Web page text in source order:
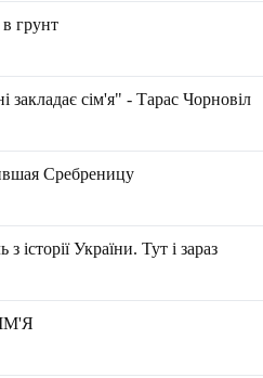
грунт
закладає сім'я" - Тарас Чорновіл
Сребреницу
історії України. Тут і зараз